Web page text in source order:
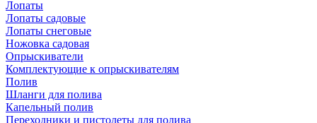
Лопаты
Лопаты садовые
Лопаты снеговые
Ножовка садовая
Опрыскиватели
Комплектующие к опрыскивателям
Полив
Шланги для полива
Капельный полив
Переходники и пистолеты для полива